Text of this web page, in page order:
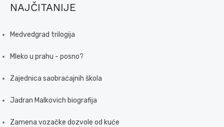
NAJČITANIJE
Medvedgrad trilogija
Mleko u prahu - posno?
Zajednica saobraćajnih škola
Jadran Malkovich biografija
Zamena vozačke dozvole od kuće